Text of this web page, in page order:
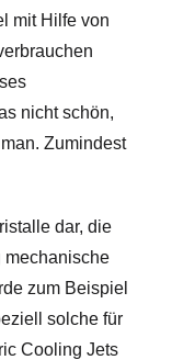
mit Hilfe von
nicht schön,
Zumindest
dar, die
mechanische
zum Beispiel
solche für
Cooling Jets